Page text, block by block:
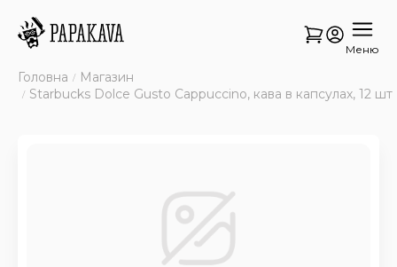
Меню
Головна
Магазин
Starbucks Dolce Gusto Cappuccino, кава в капсулах, 12 шт